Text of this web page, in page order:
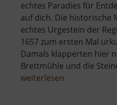
echtes Paradies für
auf dich. Die historische
echtes Urgestein der
1657 zum ersten Mal
Damals klapperten hier
Brettmühle und die
weiterlesen